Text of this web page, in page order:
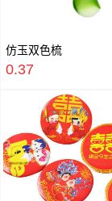
仿玉双色梳
0.37